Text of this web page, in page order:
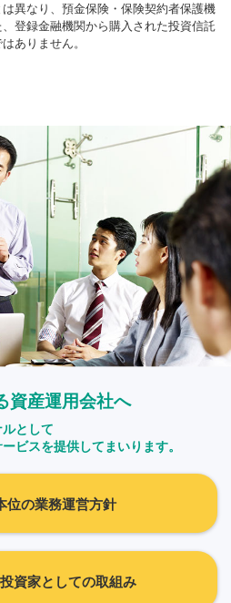
異なり、預金保険・保険契約者保護機
登録金融機関から購入された投資信託
ありません。
資産運用会社へ
として
ビスを提供してまいります。
位の業務運営方針
資家としての取組み